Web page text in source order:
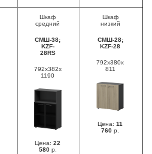
Шкаф
средний
СМШ-38;
KZF-
28RS
792х382х
1190
Цена: 22
580р.
Шкаф
низкий
СМШ-28;
KZF-28
792х380х
811
Цена: 11
760 р.